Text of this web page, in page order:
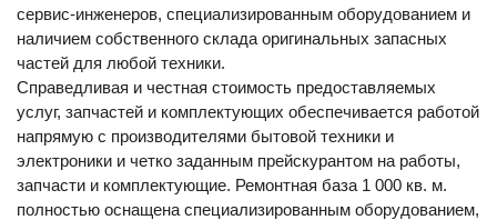
сервис-инженеров, специализированным оборудованием и
наличием собственного склада оригинальных запасных
частей для любой техники.
Справедливая и честная стоимость предоставляемых
услуг, запчастей и комплектующих обеспечивается работой
напрямую с производителями бытовой техники и
электроники и четко заданным прейскурантом на работы,
запчасти и комплектующие. Ремонтная база 1 000 кв. м.
полностью оснащена специализированным оборудованием,